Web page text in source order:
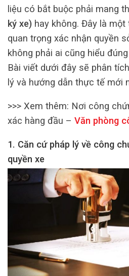
liệu có bắt buộc phải mang
ký xe) hay không. Đây là
quan trọng xác nhận quyền
không phải ai cũng hiểu
Bài viết dưới đây sẽ phân
lý và hướng dẫn thực tế mới
>>> Xem thêm: Nơi công
xác hàng đầu – Văn phòng
1. Căn cứ pháp lý về công
quyền xe